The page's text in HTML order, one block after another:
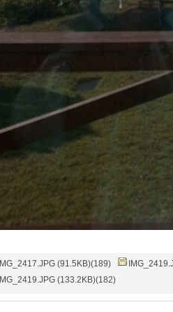
IMG_2417.JPG (91.5KB)(189)
IMG_2419.JPG (133.2KB)(182)